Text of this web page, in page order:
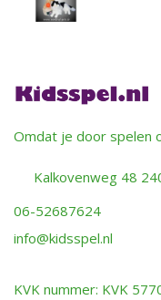
Omdat je door spelen
Kalkovenweg 48
06-52687624
info@kidsspel.nl
KVK nummer: KVK